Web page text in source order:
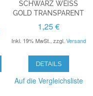
SCHWARZ WEISS G
OLD TRANSPARENT
1,25 €
Inkl. 19% MwSt. zzgl. Versand
DETAILS
Auf die Vergleichsliste